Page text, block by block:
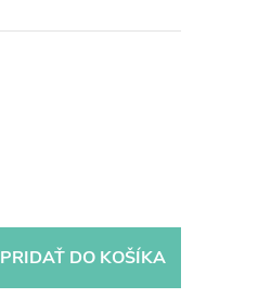
PRIDAŤ DO KOŠÍKA